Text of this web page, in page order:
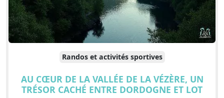
Randos et activités sportives
AU CŒUR DE LA VALLÉE DE LA VÉZÈRE, UN
TRÉSOR CACHÉ ENTRE DORDOGNE ET LOT